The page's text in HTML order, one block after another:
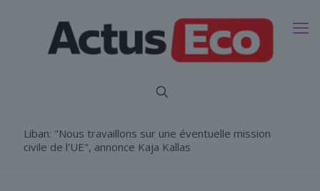
Liban: "Nous travaillons sur une éventuelle mission
civile de l'UE", annonce Kaja Kallas